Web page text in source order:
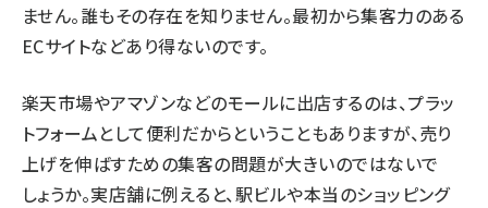
ません。誰もその存在を知りません。最初から集客力のある
ECサイトなどあり得ないのです。
楽天市場やアマゾンなどのモールに出店するのは、プラッ
トフォームとして便利だからということもありますが、売り
上げを伸ばすための集客の問題が大きいのではないで
しょうか。実店舗に例えると、駅ビルや本当のショッピング